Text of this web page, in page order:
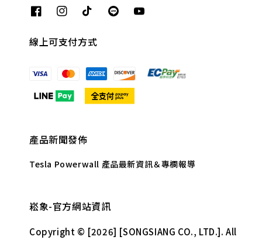
線上可支付方式
產品新聞發佈
Tesla Powerwall 產品最新資訊＆專欄報導
崧象-官方網站資訊
Copyright © [2026] [SONGSIANG CO., LTD.]. All